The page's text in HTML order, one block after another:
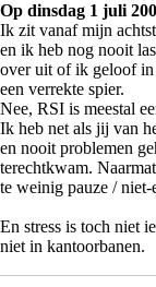
Op dinsdag 1 juli
Ik zit vanaf mijn
en ik heb nog nooit
over uit of ik geloof in
een verrekte spier.
Nee, RSI is meestal
Ik heb net als jij van
en nooit problemen
terechtkwam.
te weinig pauze /
En stress is toch niet
niet in kantoorbanen.